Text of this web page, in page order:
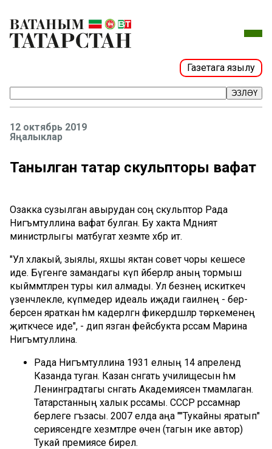
Газетага язылу
ЭЗЛӘҮ
12 октябрь 2019
Яңалыклар
Танылган татар скульпторы вафат
Озакка сузылган авырудан соң скульптор Рада
Нигъмәтуллина вафат булган. Бу хакта Мәдәният
министрлыгы матбугат хезмәте хәбәр итә.
"Ул әхлакый, зыялы, яхшы яктан совет чоры кешесе
иде. Бүгенге замандагы күп әйберләр аның тормыш
кыйммәтләренә туры килә алмады. Ул безнең искиткеч
үзенчәлекле, күпмедер идеаль иҗади гаиләнең - бер-
берсен яраткан һәм кадерләгән фикердәшләр төркеменең
җитәкчесе иде", - дип язган фейсбукта рәссам Марина
Нигъмәтуллина.
Рада Нигъмәтуллина 1931 елның 14 апрелендә
Казанда туган. Казан сәнгать училищесын һәм
Ленинградтагы сәнгать Академиясен тәмамлаган.
Татарстанның халык рәссамы. СССР рәссамнар
берлеге әгъзасы. 2007 елда аңа ""Тукайны яратып"
сериясендәге хезмәтләре өчен (тагын ике автор)
Тукай премиясе бирелә.